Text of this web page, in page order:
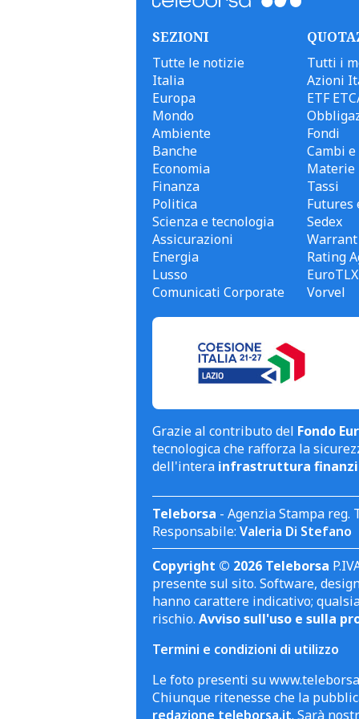
SEZIONI
Tutte le notizie
Italia
Europa
Mondo
Ambiente
Banche
Economia
Finanza
Politica
Scienza e tecnologia
Assicurazioni
Energia
Lusso
Comunicati Corporate
Tutti i
Azioni
ETF
Fondi
Cambi
Materie
Tassi
Futures
Sedex
Warrant
Rating
EuroTLX
Vorvel
Grazie al contributo del Fondo
tecnologica che rafforza la
dell'intera infrastruttura
Teleborsa - Agenzia Stampa
Responsabile: Valeria Di Stefano
Copyright © 2026 Teleborsa
presente sul sito. Software,
hanno carattere indicativo;
rischio. Avviso sull'uso e sulla
Termini e condizioni di utilizzo
Le foto presenti su
Chiunque ritenesse che la
redazione teleborsa.it. Sarà